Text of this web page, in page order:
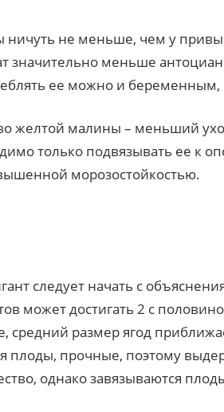
ничуть не меньше, чем у
значительно меньше
ее можно и
желтой малины – меньший
только подвязывать ее к
морозостойкостью.
следует начать с
может достигать 2 с
размер ягод
плоды, прочные, поэтому
однако завязываются